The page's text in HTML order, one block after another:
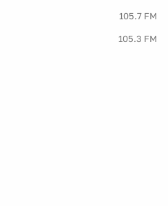
105.7 FM
105.3 FM